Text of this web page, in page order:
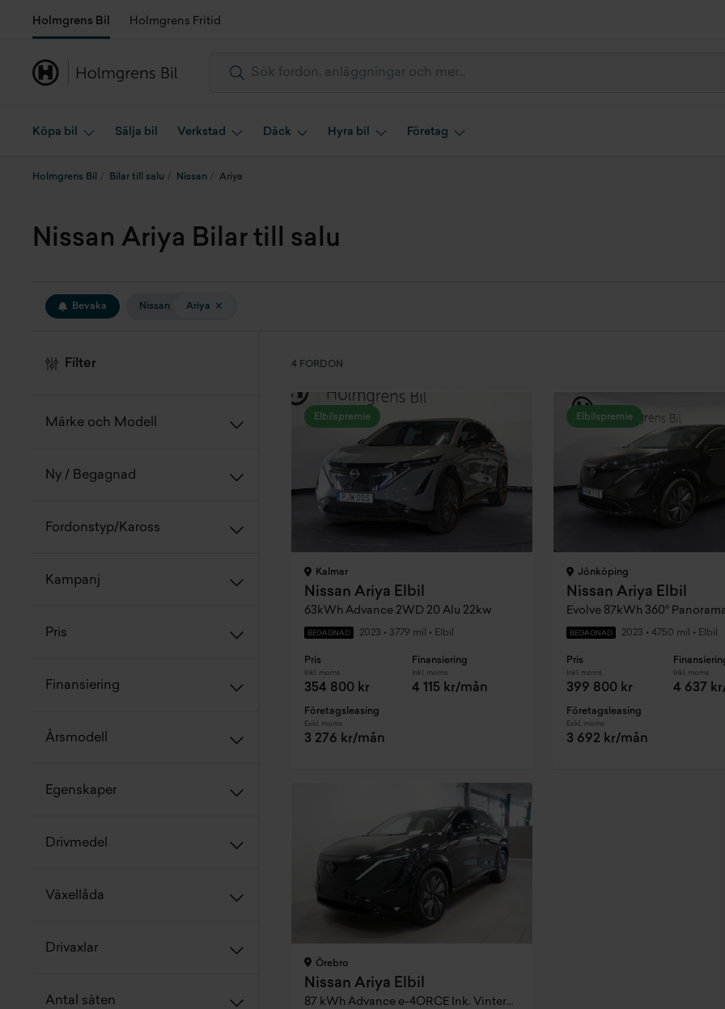
Holmgrens Bil Holmgrens Fritid
Köpa bil Sälja bil Verkstad Däck Hyra bil Företag
Holmgrens Bil Bilar till salu Nissan Ariya
Nissan Ariya Bilar till salu
Bevaka Nissan Ariya
Filter
Märke och Modell
Ny / Begagnad
Fordonstyp/Kaross
Kampanj
Pris
Finansiering
Årsmodell
Egenskaper
Drivmedel
Växellåda
Drivaxlar
Antal säten
4 FORDON
Elbilspremie
Kalmar
Nissan Ariya Elbil
63kWh Advance 2WD 20 Alu 22kw
BEGAGNAD 2023 • 3779 mil • Elbil
Pris
Inkl. moms
354 800 kr
Finansiering
Inkl. moms
4 115 kr/mån
Företagsleasing
Exkl. moms
3 276 kr/mån
Elbilspremie
Jönköping
Nissan Ariya Elbil
BEGAGNAD 2023 • 4750 mil • Elbil
Pris
Inkl. moms
399 800 kr
Inkl. moms
4 637
Företagsleasing
Exkl. moms
3 692 kr/mån
Örebro
Nissan Ariya Elbil
87 kWh Advance e-4ORCE Ink. Vinterhjul Serviceavtal